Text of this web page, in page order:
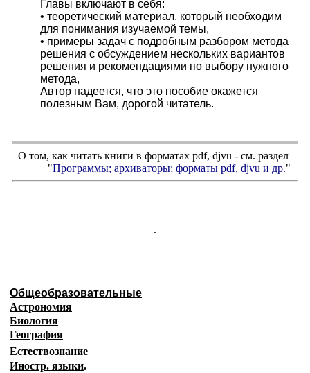
Главы включают в себя:
• теоретический материал, который необходим
для понимания изучаемой темы,
• примеры задач с подробным разбором метода
решения с обсуждением нескольких вариантов
решения и рекомендациями по выбору нужного
метода,
Автор надеется, что это пособие окажется
полезным Вам, дорогой читатель.
О том, как читать книги в форматах pdf, djvu - см. раздел
"Программы; архиваторы; форматы pdf, djvu и др."
.
Общеобразовательные
Астрономия
Биология
География
Естествознание
Иностр. языки.